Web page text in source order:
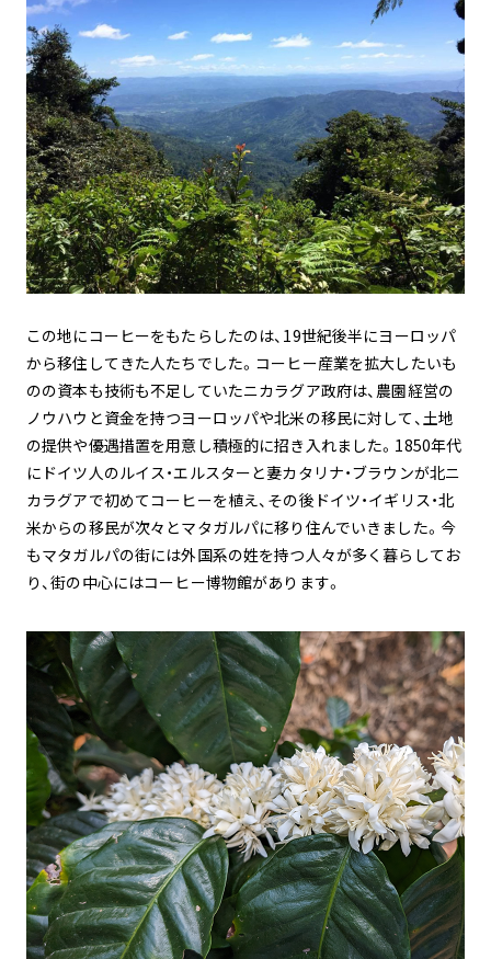
この地にコーヒーをもたらしたのは、19世紀後半にヨーロッパ
から移住してきた人たちでした。コーヒー産業を拡大したいも
のの資本も技術も不足していたニカラグア政府は、農園経営の
ノウハウと資金を持つヨーロッパや北米の移民に対して、土地
の提供や優遇措置を用意し積極的に招き入れました。1850年代
にドイツ人のルイス・エルスターと妻カタリナ・ブラウンが北ニ
カラグアで初めてコーヒーを植え、その後ドイツ・イギリス・北
米からの移民が次々とマタガルパに移り住んでいきました。今
もマタガルパの街には外国系の姓を持つ人々が多く暮らしてお
り、街の中心にはコーヒー博物館があります。